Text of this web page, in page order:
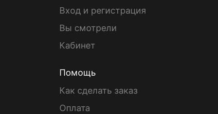
Вход и регистрация
Вы смотрели
Кабинет
Помощь
Как сделать заказ
Оплата